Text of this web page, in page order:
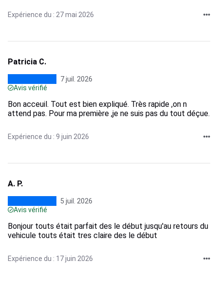
Expérience du : 27 mai 2026
Patricia C.
7 juil. 2026
Avis vérifié
Bon acceuil. Tout est bien expliqué. Très rapide ,on n
attend pas. Pour ma première ,je ne suis pas du tout déçue.
Expérience du : 9 juin 2026
A. P.
5 juil. 2026
Avis vérifié
Bonjour touts était parfait des le début jusqu'au retours du
vehicule touts était tres claire des le début
Expérience du : 17 juin 2026